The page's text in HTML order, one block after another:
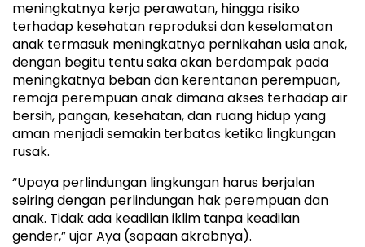
meningkatnya kerja perawatan, hingga risiko
terhadap kesehatan reproduksi dan keselamatan
anak termasuk meningkatnya pernikahan usia anak,
dengan begitu tentu saka akan berdampak pada
meningkatnya beban dan kerentanan perempuan,
remaja perempuan anak dimana akses terhadap air
bersih, pangan, kesehatan, dan ruang hidup yang
aman menjadi semakin terbatas ketika lingkungan
rusak.
“Upaya perlindungan lingkungan harus berjalan
seiring dengan perlindungan hak perempuan dan
anak. Tidak ada keadilan iklim tanpa keadilan
gender,” ujar Aya (sapaan akrabnya).